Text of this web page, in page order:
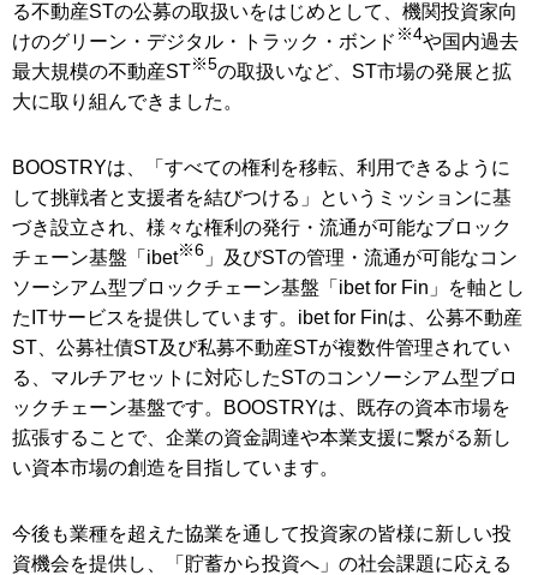
る不動産STの公募の取扱いをはじめとして、機関投資家向
けのグリーン・デジタル・トラック・ボンド ※4や国内過去
最大規模の不動産ST※5の取扱いなど、ST市場の発展と拡
大に取り組んできました。
BOOSTRYは、「すべての権利を移転、利用できるように
して挑戦者と支援者を結びつける」というミッションに基
づき設立され、様々な権利の発行・流通が可能なブロック
チェーン基盤「ibet※6 」及びSTの管理・流通が可能なコン
ソーシアム型ブロックチェーン基盤「ibet for Fin」を軸とし
たITサービスを提供しています。ibet for Finは、公募不動産
ST、公募社債ST及び私募不動産STが複数件管理されてい
る、マルチアセットに対応したSTのコンソーシアム型ブロ
ックチェーン基盤です。BOOSTRYは、既存の資本市場を
拡張することで、企業の資金調達や本業支援に繋がる新し
い資本市場の創造を目指しています。
今後も業種を超えた協業を通して投資家の皆様に新しい投
資機会を提供し、「貯蓄から投資へ」の社会課題に応える